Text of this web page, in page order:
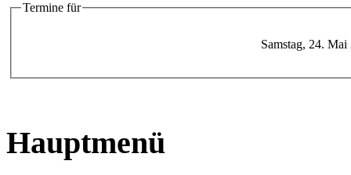
Termine für
Samstag, 24. Mai
Hauptmenü